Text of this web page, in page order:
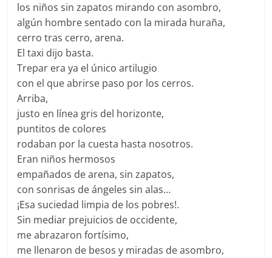
los niños sin zapatos mirando con asombro,
algún hombre sentado con la mirada huraña,
cerro tras cerro, arena.
El taxi dijo basta.
Trepar era ya el único artilugio
con el que abrirse paso por los cerros.
Arriba,
justo en línea gris del horizonte,
puntitos de colores
rodaban por la cuesta hasta nosotros.
Eran niños hermosos
empañados de arena, sin zapatos,
con sonrisas de ángeles sin alas…
¡Esa suciedad limpia de los pobres!.
Sin mediar prejuicios de occidente,
me abrazaron fortísimo,
me llenaron de besos y miradas de asombro,